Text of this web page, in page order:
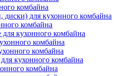
комбайна
диски) для кухонного комбайна
комбайна
кухонного комбайна
комбайна
комбайна
кухонного комбайна
комбайна